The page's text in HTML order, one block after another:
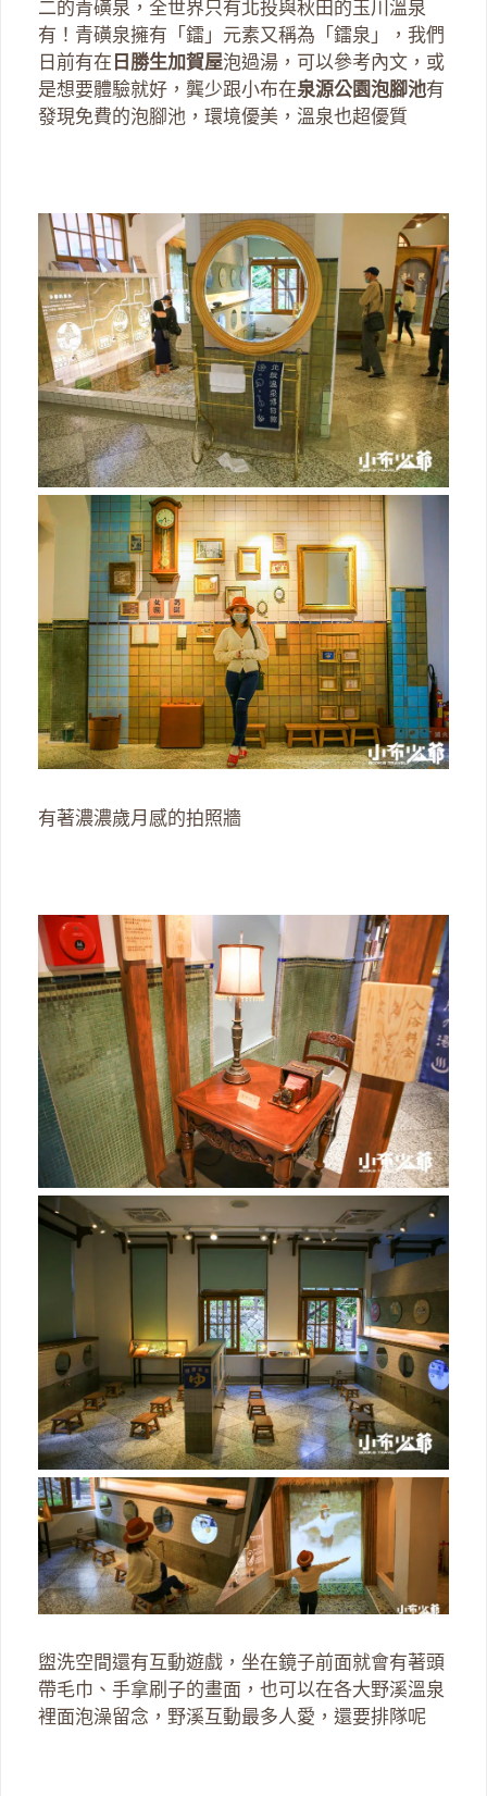
二的青磺泉，全世界只有北投與秋田的玉川溫泉
有！青磺泉擁有「鐳」元素又稱為「鐳泉」，我們
日前有在 日勝生加賀屋泡過湯，可以參考內文，或
是想要體驗就好，龔少跟小布在泉源公園泡腳池有
發現免費的泡腳池，環境優美，溫泉也超優質
有著濃濃歲月感的拍照牆
盥洗空間還有互動遊戲，坐在鏡子前面就會有著頭
帶毛巾、手拿刷子的畫面，也可以在各大野溪溫泉
裡面泡澡留念，野溪互動最多人愛，還要排隊呢